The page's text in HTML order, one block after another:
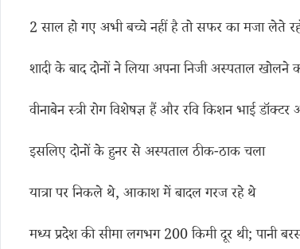
2 साल हो गए अभी बच्चे नहीं है तो सफर का मजा लेते
शादी के बाद दोनों ने लिया अपना निजी अस्पताल
वीनाबेन स्त्री रोग विशेषज्ञ हैं और रवि किशन भाई
इसलिए दोनों के हुनर से अस्पताल ठीक-ठाक चला
यात्रा पर निकले थे, आकाश में बादल गरज रहे थे
मध्य प्रदेश की सीमा लगभग 200 किमी दूर थी; पानी